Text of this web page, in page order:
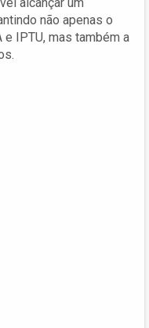
não apenas o
IPTU, mas também a